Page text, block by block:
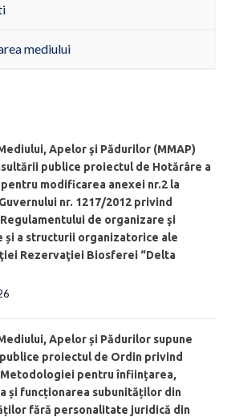
mediului
Apelor şi Pădurilor (MMAP)
publice proiectul de Hotărâre a
modificarea anexei nr.2 la
nr. 1217/2012 privind
de organizare şi
și a structurii organizatorice ale
Rezervaţiei Biosferei “Delta
Apelor și Pădurilor supune
proiectul de Ordin privind
pentru înființarea,
și funcționarea subunităților din
fără personalitate juridică din